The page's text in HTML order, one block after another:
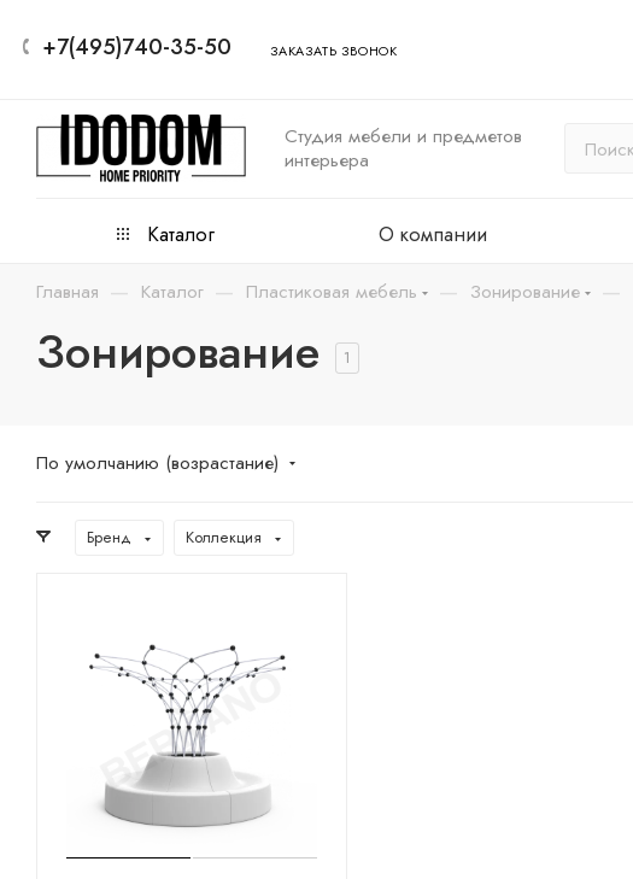
+7(495)740-35-50 ЗАКАЗАТЬ ЗВОНОК
Студия мебели и предметов
интерьера
Каталог О компании
Главная — Каталог — Пластиковая мебель — Зонирование —
Зонирование 1
По умолчанию (возрастание)
Бренд Коллекция